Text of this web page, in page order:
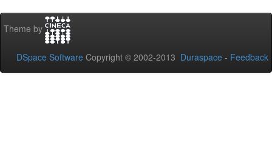
Theme by
DSpace Software Copyright © 2002-2013 Duraspace - Feedback